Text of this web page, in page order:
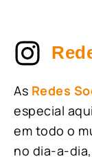
As Redes
especial
em todo o
no dia-a-